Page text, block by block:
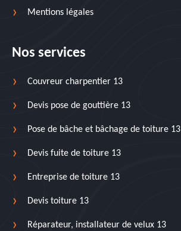
Mentions légales
Nos services
Couvreur charpentier 13
Devis pose de gouttière 13
Pose de bâche et bâchage de toiture 13
Devis fuite de toiture 13
Entreprise de toiture 13
Devis toiture 13
Réparateur, installateur de velux 13